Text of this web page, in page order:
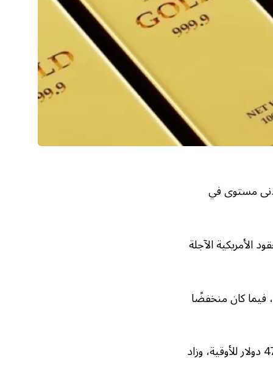
مستوى في
فيما ارتفعت العقود الأمريكية الآجلة
4,381.21 دولار في 20 أكتوبر الماضي، فيما كان منخفضًا
وبالنسبة للمعادن النفيسة الأخرى، ارتفعت الفضة في المعاملات الفورية 1.2% إلى 47.68 دولار للأوقية، وزاد